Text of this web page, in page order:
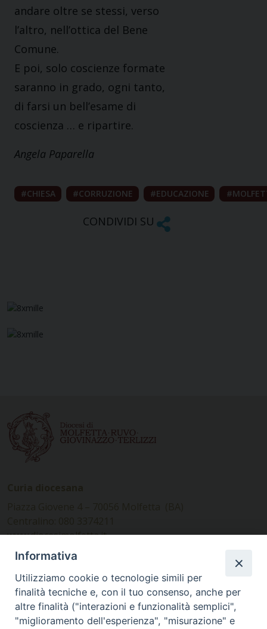
andare oltre se stessi, verso
l’altro, nell’ottica del Bene
Comune.
E poi, solo coscienze formate
saranno in grado, ogni tanto,
di farsi un bell’esame di
coscienza … e ripartire.
Angela Paparella
CHIESA CORRUZIONE EDUCAZIONE
CONDIVIDI SU
www.diocesimolfetta.it –
diocesimolfetta@pec.chiesacattolica.it
Ufficio Comunicazioni sociali
Piazza Giovene 4 – 70056 Molfetta (BA)
comunicazionisociali@diocesimolfetta.it
Informativa
Utilizziamo cookie o tecnologie simili per
finalità tecniche e, con il tuo consenso, anche per
altre finalità ("interazioni e funzionalità semplici",
"miglioramento dell'esperienza", "misurazione" e